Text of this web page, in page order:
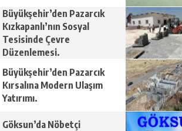
Büyükşehir’den Pazarcık
Kızkapanlı’nın Sosyal
Tesisinde Çevre
Düzenlemesi.
Büyükşehir’den Pazarcık
Kırsalına Modern Ulaşım
Yatırımı.
Göksun’da Nöbetçi